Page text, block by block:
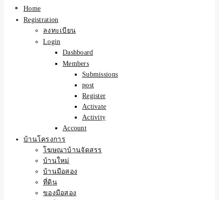
แม่ค้า) บริการโพสต์เว็บ
บอร์ด SEO การันตีงานดี
100% ✨
Home
Registration
ลงทะเบียน
Login
Dashboard
Members
Submissions
post
Register
Activate
Activity
Account
บ้านโครงการ
โฆษณาบ้านจัดสรร
บ้านใหม่
บ้านมือสอง
ที่ดิน
ของมือสอง